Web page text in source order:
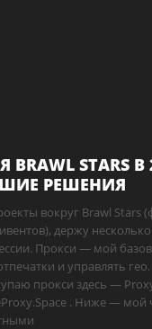
STARS
РЕШЕНИЯ
вокруг Brawl Stars
держу
Прокси — мой
и управлять
прокси здесь —
. Ниже — мой